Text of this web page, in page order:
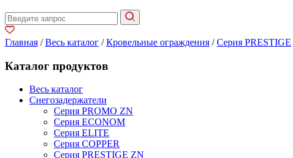
Главная /Весь каталог /Кровельные ограждения /Серия PRESTIGE
Каталог продуктов
Весь каталог
Снегозадержатели
Серия PROMO ZN
Серия ECONOM
Серия ELITE
Серия COPPER
Серия PRESTIGE ZN